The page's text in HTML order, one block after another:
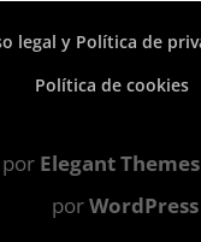
legal y Política de
Política de cookies
Elegant Themes
porWordPress